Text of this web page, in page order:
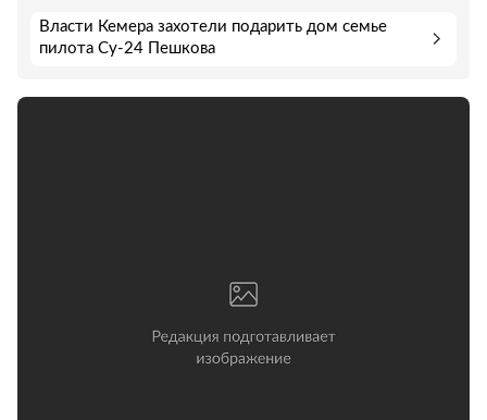
Власти Кемера захотели подарить дом семье
пилота Cу-24 Пешкова